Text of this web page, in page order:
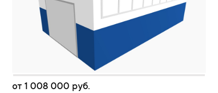
от 1 008 000 руб.